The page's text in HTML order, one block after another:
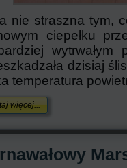
nie straszna tym,
ciepełku
dzisiaj
temperatura
więcej...